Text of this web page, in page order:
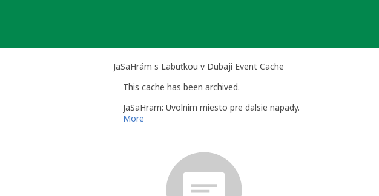
JaSaHrám s Labuťkou v Dubaji Event Cache
This cache has been archived.
JaSaHram: Uvolnim miesto pre dalsie napady.
More